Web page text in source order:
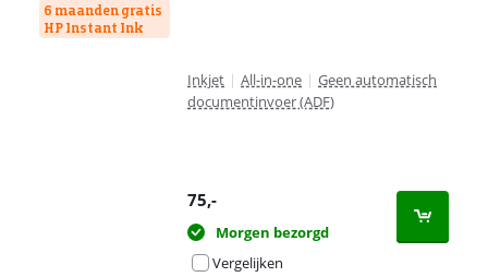
6 maanden gratis
HP Instant Ink
Inkjet | All-in-one | Geen automatisch
documentinvoer (ADF)
75,-
Morgen bezorgd
Vergelijken